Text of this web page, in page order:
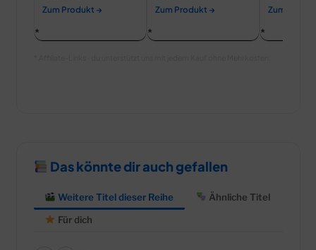
Zum Produkt →
Zum Produkt →
Zum
Das könnte dir auch gefallen
Weitere Titel dieser Reihe
Ähnliche Titel
Für dich